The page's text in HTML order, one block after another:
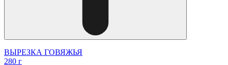
ВЫРЕЗКА ГОВЯЖЬЯ
280 г